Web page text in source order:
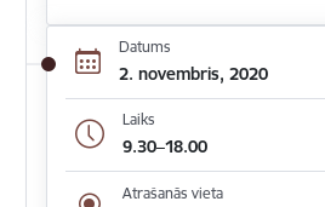
Datums
2. novembris, 2020
Laiks
9.30–18.00
Atrašanās vieta